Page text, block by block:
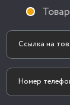
Товар